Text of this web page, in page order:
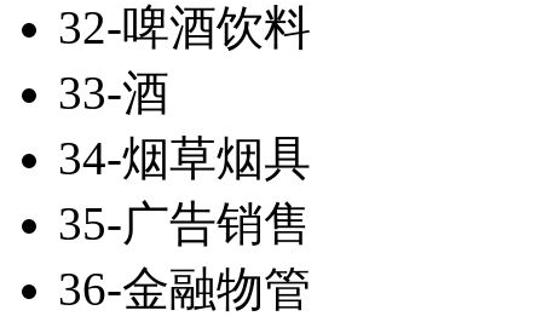
32-啤酒饮料
33-酒
34-烟草烟具
35-广告销售
36-金融物管